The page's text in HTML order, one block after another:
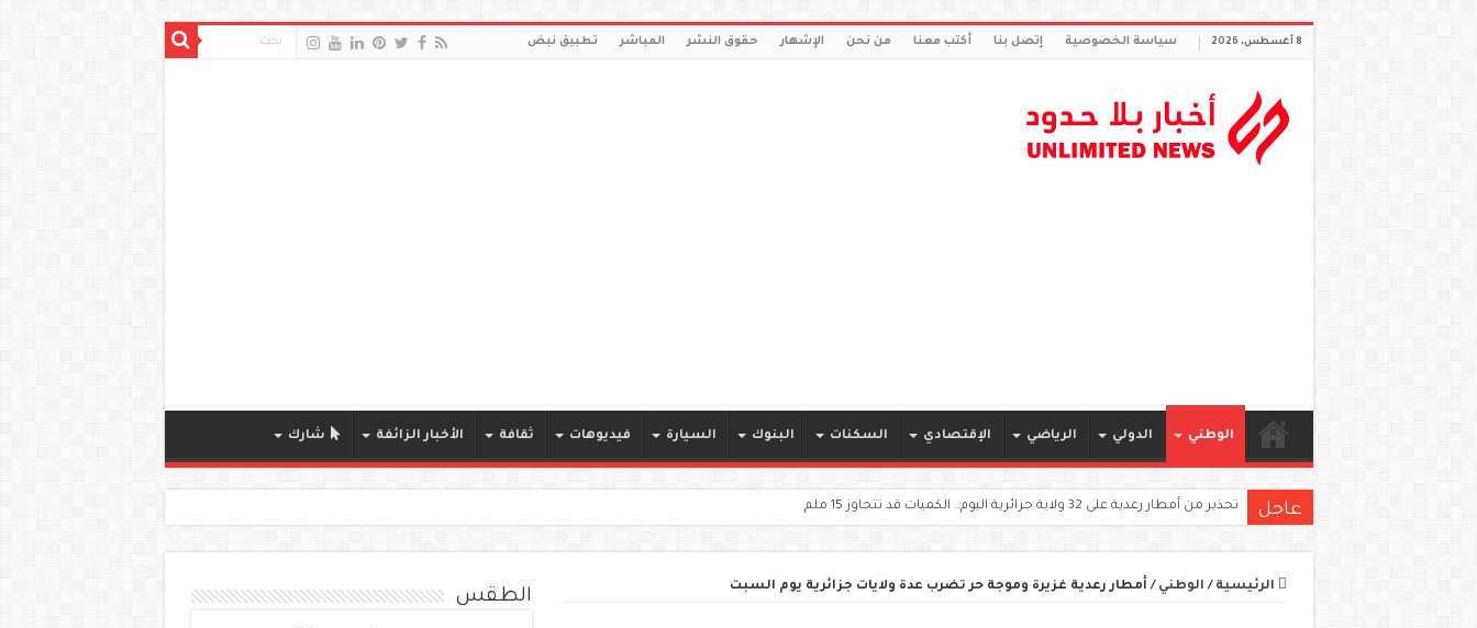
8 أغسطس، 2026 سياسة الخصوصية إتصل بنا أكتب معنا من نحن الإشهار حقوق النشر المباشر تطبيق نبض
الوطني الدولي الرياضي الإقتصادي السكنات البنوك السيارة فيديوهات ثقافة الأخبار الزائفة شارك
عاجل تحذير من أمطار رعدية على 32 ولاية جزائرية اليوم.. الكميات قد تتجاوز 15 ملم
الرئيسية / الوطني / أمطار رعدية غزيرة وموجة حر تضرب عدة ولايات جزائرية يوم السبت الطقس